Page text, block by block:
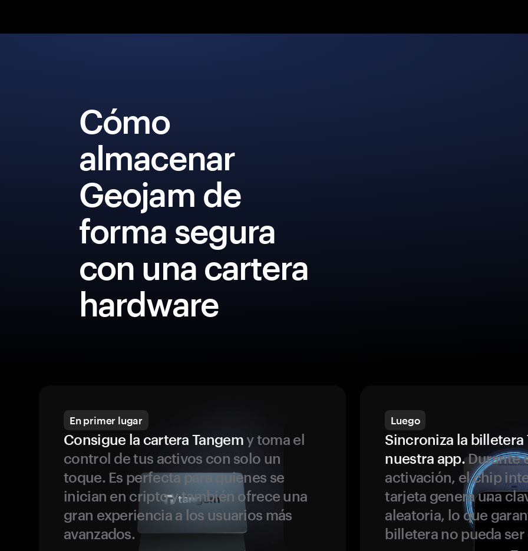
Cómo
almacenar
Geojam de
forma segura
con una cartera
hardware
En primer lugar
Consigue la cartera Tangemy toma el
control de tus activos con solo un
toque. Es perfecta para quienes se
inician en cripto y también ofrece una
gran experiencia a los usuarios más
avanzados.
Luego
Sincroniza la billetera
nuestra app.Durante
activación, el chip
tarjeta genera una
aleatoria, lo que
billetera no pueda